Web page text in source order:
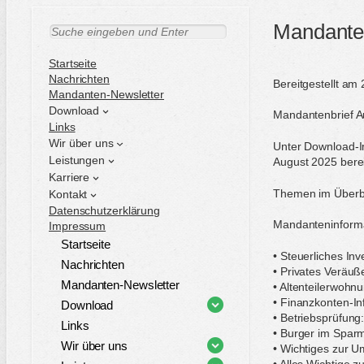
S
c
h
e
n
Startseite
Nachrichten
Mandanten-Newsletter
Download
Links
Wir über uns
Leistungen
Karriere
Kontakt
Datenschutzerklärung
Impressum
Startseite
Nachrichten
Mandanten-Newsletter
Download
Links
Wir über uns
Bereitgestellt am
Mandantenbrief
Unter Download-
August 2025
Themen im
• Steuerliches
• Privates
•
• Finanzkonten-
•
• Burger im
• Wichtiges zur